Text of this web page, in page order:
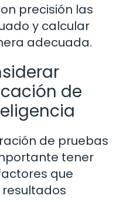
precisión las
y calcular
adecuada.
de
de pruebas
tener
que
resultados